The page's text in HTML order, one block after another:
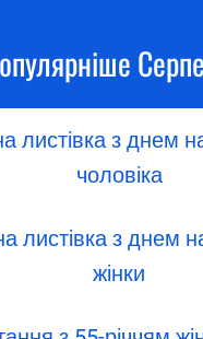
листівка з днем
чоловіка
листівка з днем
жінки